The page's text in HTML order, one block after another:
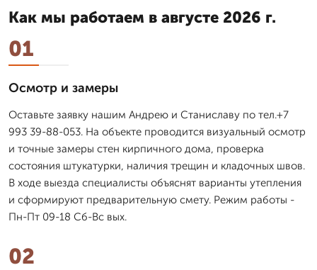
Как мы работаем в августе 2026 г.
01
Осмотр и замеры
Оставьте заявку нашим Андрею и Станиславу по тел.+7
993 39-88-053. На объекте проводится визуальный осмотр
и точные замеры стен кирпичного дома, проверка
состояния штукатурки, наличия трещин и кладочных швов.
В ходе выезда специалисты объяснят варианты утепления
и сформируют предварительную смету. Режим работы -
Пн-Пт 09-18 Сб-Вс вых.
02